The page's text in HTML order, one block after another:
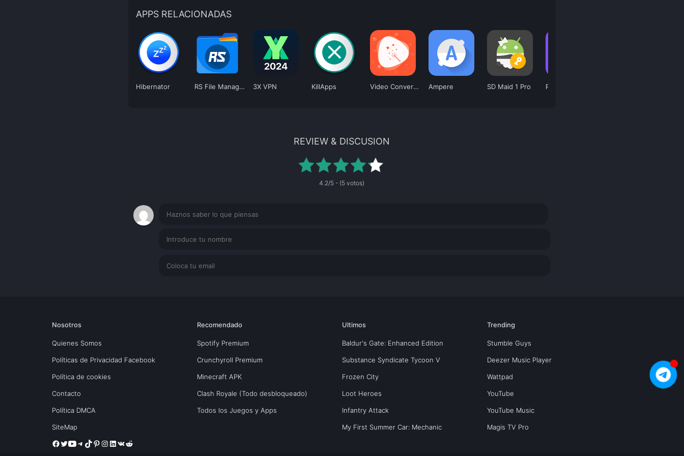
APPS RELACIONADAS
Hibernator RS File Manager 3X VPN KillApps Video Converter Pro Ampere SD Maid 1 Pro Parallel App
REVIEW & DISCUSION
4.2/5 - (5 votos)
Nosotros
Quienes Somos
Políticas de Privacidad Facebook
Política de cookies
Contacto
Política DMCA
SiteMap
Recomendado
Spotify Premium
Crunchyroll Premium
Minecraft APK
Clash Royale (Todo desbloqueado)
Todos los Juegos y Apps
Ultimos
Baldur's Gate: Enhanced Edition
Substance Syndicate Tycoon V
Frozen City
Loot Heroes
Infantry Attack
My First Summer Car: Mechanic
Trending
Stumble Guys
Deezer Music Player
Wattpad
YouTube
YouTube Music
Magis TV Pro